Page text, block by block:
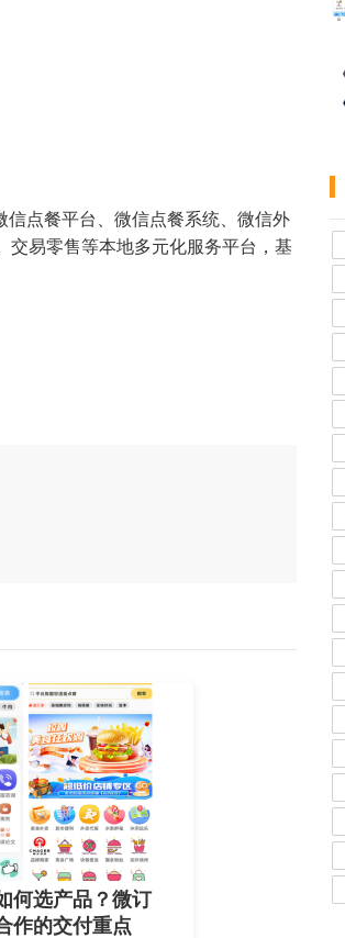
点餐平台、微信点餐系统、微信外
交易零售等本地多元化服务平台，基
何选产品？微订
作的交付重点